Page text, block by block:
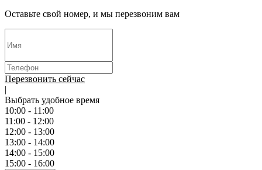
Оставьте свой номер, и мы перезвоним вам
Перезвонить сейчас
|
Выбрать удобное время
10:00 - 11:00
11:00 - 12:00
12:00 - 13:00
13:00 - 14:00
14:00 - 15:00
15:00 - 16:00